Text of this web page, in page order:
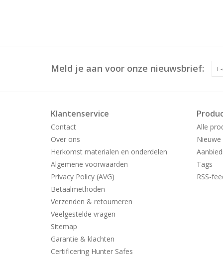
Meld je aan voor onze nieuwsbrief:
Klantenservice
Contact
Over ons
Herkomst materialen en onderdelen
Algemene voorwaarden
Privacy Policy (AVG)
Betaalmethoden
Verzenden & retourneren
Veelgestelde vragen
Sitemap
Garantie & klachten
Certificering Hunter Safes
Alle
Tags
RSS-